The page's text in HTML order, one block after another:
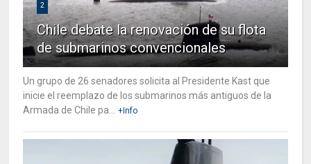
2
Chile debate la renovación de su flota
de submarinos convencionales
Un grupo de 26 senadores solicita al Presidente Kast que
inicie el reemplazo de los submarinos más antiguos de la
Armada de Chile pa...
+Info